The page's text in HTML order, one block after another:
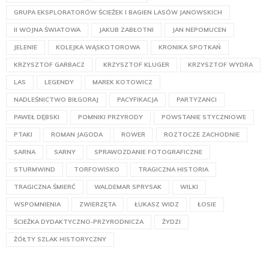
GRUPA EKSPLORATORÓW ŚCIEŻEK I BAGIEN LASÓW JANOWSKICH
II WOJNA ŚWIATOWA JAKUB ZABŁOTNI JAN NEPOMUCEN
JELENIE KOLEJKA WĄSKOTOROWA KRONIKA SPOTKAŃ
KRZYSZTOF GARBACZ KRZYSZTOF KLUGER KRZYSZTOF WYDRA
LAS LEGENDY MAREK KOTOWICZ
NADLEŚNICTWO BIŁGORAJ PACYFIKACJA PARTYZANCI
PAWEŁ DĘBSKI POMNIKI PRZYRODY POWSTANIE STYCZNIOWE
PTAKI ROMAN JAGODA ROWER ROZTOCZE ZACHODNIE
SARNA SARNY SPRAWOZDANIE FOTOGRAFICZNE
STURMWIND TORFOWISKO TRAGICZNA HISTORIA
TRAGICZNA ŚMIERĆ WALDEMAR SPRYSAK WILKI
WSPOMNIENIA ZWIERZĘTA ŁUKASZ WIDZ ŁOSIE
ŚCIEŻKA DYDAKTYCZNO-PRZYRODNICZA ŻYDZI
ŻÓŁTY SZLAK HISTORYCZNY